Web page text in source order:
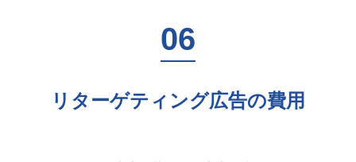
リターゲティング広告の費用